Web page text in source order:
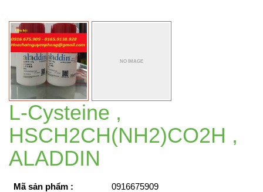
L-Cysteine ,
HSCH2CH(NH2)CO2H ,
ALADDIN
Mã sản phẩm : 0916675909